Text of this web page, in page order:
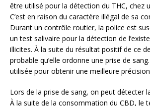
être utilisé pour la détection du THC, chez
C’est en raison du caractère illégal de sa
Durant un contrôle routier, la police est
un test salivaire pour la détection de
illicites. À la suite du résultat positif de ce
probable qu’elle ordonne une prise de
utilisée pour obtenir une meilleure
Lors de la prise de sang, on peut détecter
À la suite de la consommation du CBD, le